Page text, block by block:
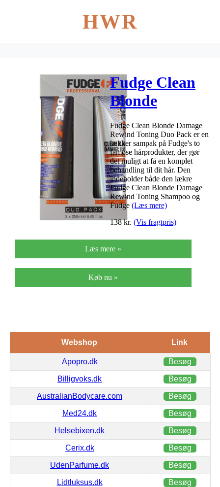
HWR
Fudge Clean
Blonde
Damage
Rewind
Toning Duo
Pack 2 x 250
ml
Fudge Clean Blonde Damage
Rewind Toning Duo Pack er en
lækker sampak på Fudge's to
famøse hårprodukter, der gør
det muligt at få en komplet
behandling til dit hår. Den
indeholder både den lækre
Fudge Clean Blonde Damage
Rewind Toning Shampoo og
Fudge (Læs mere)
138 kr. (Vis fragtpris)
Læs mere »
Køb nu »
Webshop Link
Apopro.dk Besøg
Billigvoks.dk Besøg
AustralianBodycare.com Besøg
Med24.dk Besøg
Helsebixen.dk Besøg
Cerix.dk Besøg
UdenParfume.dk Besøg
Lidtluksus.dk Besøg